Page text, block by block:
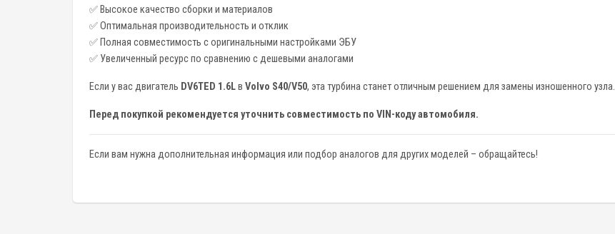
✅ Высокое качество сборки и материалов
✅ Оптимальная производительность и отклик
✅ Полная совместимость с оригинальными настройками ЭБУ
✅ Увеличенный ресурс по сравнению с дешевыми аналогами
Если у вас двигатель DV6TED 1.6Lв Volvo S40/V50, эта турбина станет отличным решением для замены изношенного узла.
Перед покупкой рекомендуется уточнить совместимость по VIN-коду автомобиля.
Если вам нужна дополнительная информация или подбор аналогов для других моделей – обращайтесь!